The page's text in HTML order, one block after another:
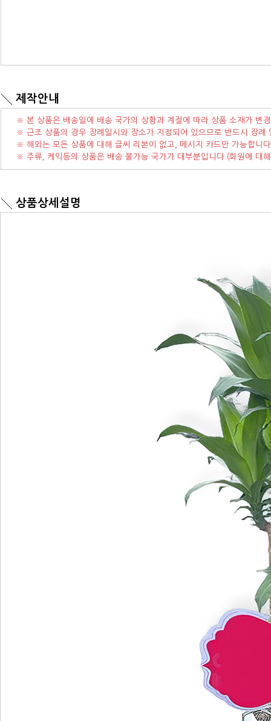
제작안내
※ 본 상품은 배송일에 배송 국가의 상황과 계절에 따라 상품 소재가 변
※ 근조 상품의 경우 장례일시와 장소가 지정되어 있으므로 반드시 장례
※ 해외는 모든 상품에 대해 글씨 리본이 없고, 메시지 카드만 가능합니
※ 주류, 케익등의 상품은 배송 불가능 국가가 대부분입니다.(화원에 대
상품상세설명